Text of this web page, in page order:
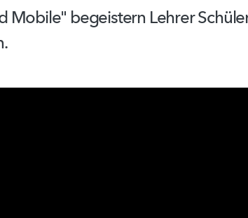
Mobile" begeistern Lehrer